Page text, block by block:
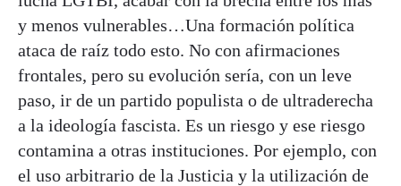
y menos vulnerables…Una formación política
ataca de raíz todo esto. No con afirmaciones
frontales, pero su evolución sería, con un leve
paso, ir de un partido populista o de ultraderecha
a la ideología fascista. Es un riesgo y ese riesgo
contamina a otras instituciones. Por ejemplo, con
el uso arbitrario de la Justicia y la utilización de